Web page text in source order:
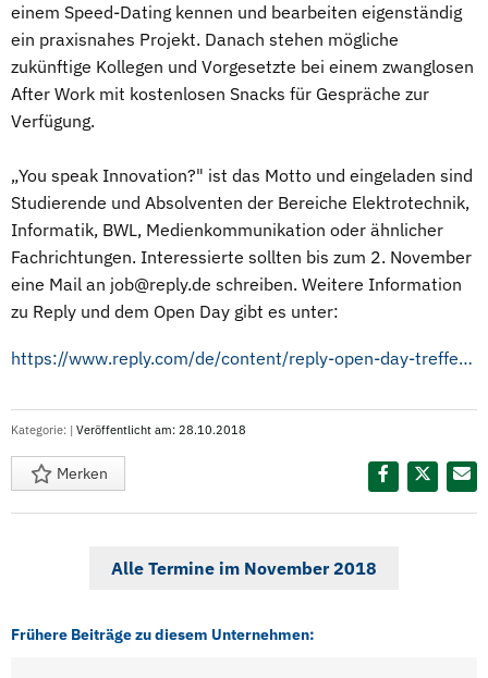
einem Speed-Dating kennen und bearbeiten eigenständig
ein praxisnahes Projekt. Danach stehen mögliche
zukünftige Kollegen und Vorgesetzte bei einem zwanglosen
After Work mit kostenlosen Snacks für Gespräche zur
Verfügung.
„You speak Innovation?" ist das Motto und eingeladen sind
Studierende und Absolventen der Bereiche Elektrotechnik,
Informatik, BWL, Medienkommunikation oder ähnlicher
Fachrichtungen. Interessierte sollten bis zum 2. November
eine Mail an job@reply.de schreiben. Weitere Information
zu Reply und dem Open Day gibt es unter:
https://www.reply.com/de/content/reply-open-day-treffe-deinen-zukuenftigen-arbeitgeber
Kategorie: | Veröffentlicht am: 28.10.2018
Merken
Alle Termine im November 2018
Frühere Beiträge zu diesem Unternehmen: